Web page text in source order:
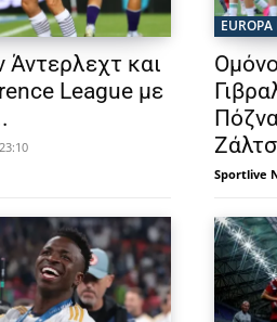
και
League με
EUROPA
Sportlive